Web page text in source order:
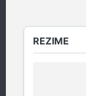
REZIME